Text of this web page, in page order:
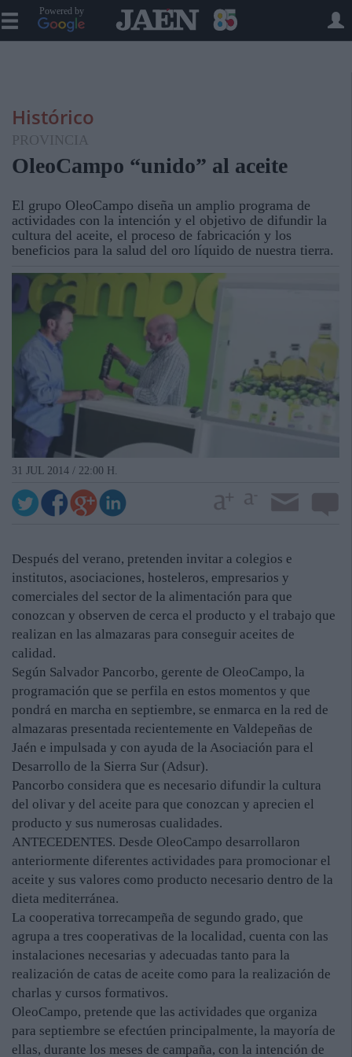
Powered by
Histórico
PROVINCIA
OleoCampo “unido” al aceite
El grupo OleoCampo diseña un amplio programa de
actividades con la intención y el objetivo de difundir la
cultura del aceite, el proceso de fabricación y los
beneficios para la salud del oro líquido de nuestra tierra.
31 JUL 2014 / 22:00 H.
Después del verano, pretenden invitar a colegios e
institutos, asociaciones, hosteleros, empresarios y
comerciales del sector de la alimentación para que
conozcan y observen de cerca el producto y el trabajo que
realizan en las almazaras para conseguir aceites de
calidad.
Según Salvador Pancorbo, gerente de OleoCampo, la
programación que se perfila en estos momentos y que
pondrá en marcha en septiembre, se enmarca en la red de
almazaras presentada recientemente en Valdepeñas de
Jaén e impulsada y con ayuda de la Asociación para el
Desarrollo de la Sierra Sur (Adsur).
Pancorbo considera que es necesario difundir la cultura
del olivar y del aceite para que conozcan y aprecien el
producto y sus numerosas cualidades.
ANTECEDENTES. Desde OleoCampo desarrollaron
anteriormente diferentes actividades para promocionar el
aceite y sus valores como producto necesario dentro de la
dieta mediterránea.
La cooperativa torrecampeña de segundo grado, que
agrupa a tres cooperativas de la localidad, cuenta con las
instalaciones necesarias y adecuadas tanto para la
realización de catas de aceite como para la realización de
charlas y cursos formativos.
OleoCampo, pretende que las actividades que organiza
para septiembre se efectúen principalmente, la mayoría de
ellas, durante los meses de campaña, con la intención de